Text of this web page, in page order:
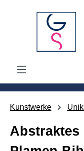
springen
Kunstwerke
Abstraktes